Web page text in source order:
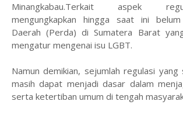
Minangkabau.Terkait aspek
mengungkapkan hingga saat ini
Daerah (Perda) di Sumatera Barat
mengatur mengenai isu LGBT.
Namun demikian, sejumlah regulasi yang
masih dapat menjadi dasar dalam
serta ketertiban umum di tengah